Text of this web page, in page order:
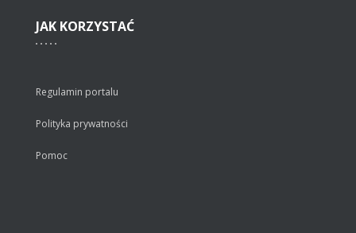
JAK KORZYSTAĆ
Regulamin portalu
Polityka prywatności
Pomoc